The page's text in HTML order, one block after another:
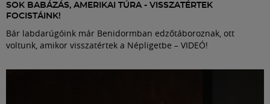
SOK BABÁZÁS, AMERIKAI TÚRA - VISSZATÉRTEK
FOCISTÁINK!
Bár labdarúgóink már Benidormban edzőtáboroznak, ott
voltunk, amikor visszatértek a Népligetbe – VIDEÓ!